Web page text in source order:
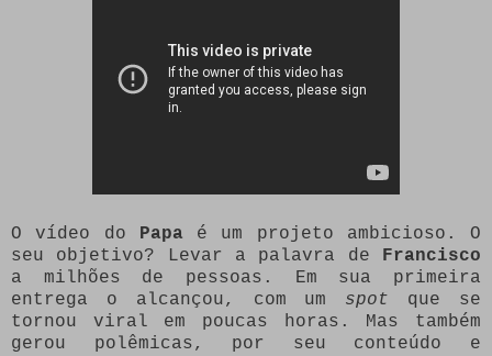
O vídeo do Papa é um projeto ambicioso. O
seu objetivo? Levar a palavra de Francisco
a milhões de pessoas. Em sua primeira
entrega o alcançou, com um spot que se
tornou viral em poucas horas. Mas também
gerou polêmicas, por seu conteúdo e